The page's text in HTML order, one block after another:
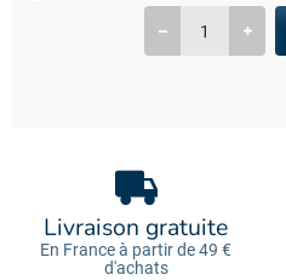
Livraison gratuite
En France à partir de 49 €
d'achats